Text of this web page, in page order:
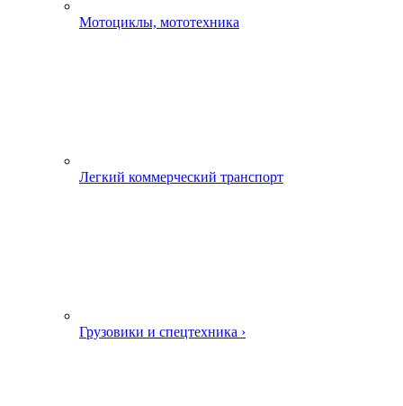
Мотоциклы, мототехника
Легкий коммерческий транспорт
Грузовики и спецтехника ›